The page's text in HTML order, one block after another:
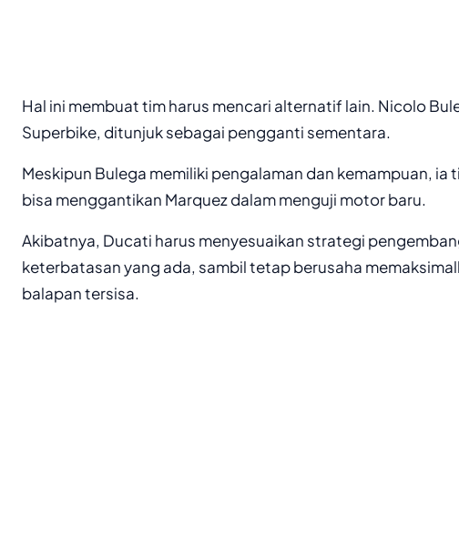
Hal ini membuat tim harus mencari alternatif lain. Nicolo
Superbike, ditunjuk sebagai pengganti sementara.
Meskipun Bulega memiliki pengalaman dan kemampuan, ia
bisa menggantikan Marquez dalam menguji motor baru.
Akibatnya, Ducati harus menyesuaikan strategi
keterbatasan yang ada, sambil tetap berusaha
balapan tersisa.